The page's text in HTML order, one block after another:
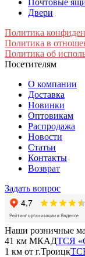
Почтовые
Двери
Политика
Политика в
Политика об
Посетителям
О компании
Доставка
Новинки
Оптовикам
Распродажа
Новости
Статьи
Контакты
Возврат
Задать вопрос
Наши розничные
41 км МКАДТСЯ
1 км от г.Троицк